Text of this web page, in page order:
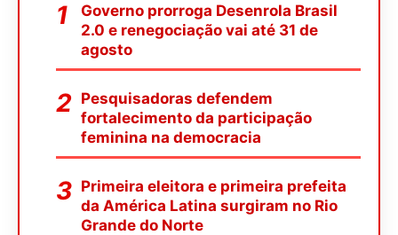
Governo prorroga Desenrola Brasil
2.0 e renegociação vai até 31 de
agosto
Pesquisadoras defendem
fortalecimento da participação
feminina na democracia
Primeira eleitora e primeira prefeita
da América Latina surgiram no Rio
Grande do Norte